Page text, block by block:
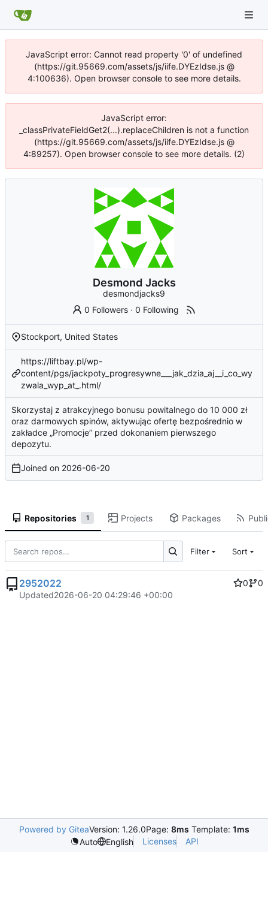
JavaScript error: Cannot read property '0' of undefined
(https://git.95669.com/assets/js/iife.DYEzIdse.js @
4:100636). Open browser console to see more details.
JavaScript error:
_classPrivateFieldGet2(...).replaceChildren is not a function
(https://git.95669.com/assets/js/iife.DYEzIdse.js @
4:89257). Open browser console to see more details. (2)
Desmond Jacks
desmondjacks9
0 Followers ·0 Following
Stockport, United States
https://liftbay.pl/wp-
content/pgs/jackpoty_progresywne___jak_dzia_aj__i_co_wy
zwala_wyp_at_.html/
Skorzystaj z atrakcyjnego bonusu powitalnego do 10 000 zł
oraz darmowych spinów, aktywując ofertę bezpośrednio w
zakładce „Promocje” przed dokonaniem pierwszego
depozytu.
Joined on 2026-06-20
Repositories 1 Projects Packages
Filter Sort
2952022 0
0
Updated2026-06-20 04:29:46 +00:00
Powered by GiteaVersion: 1.26.0Page: 8ms Template: 1ms
Auto
English Licenses API